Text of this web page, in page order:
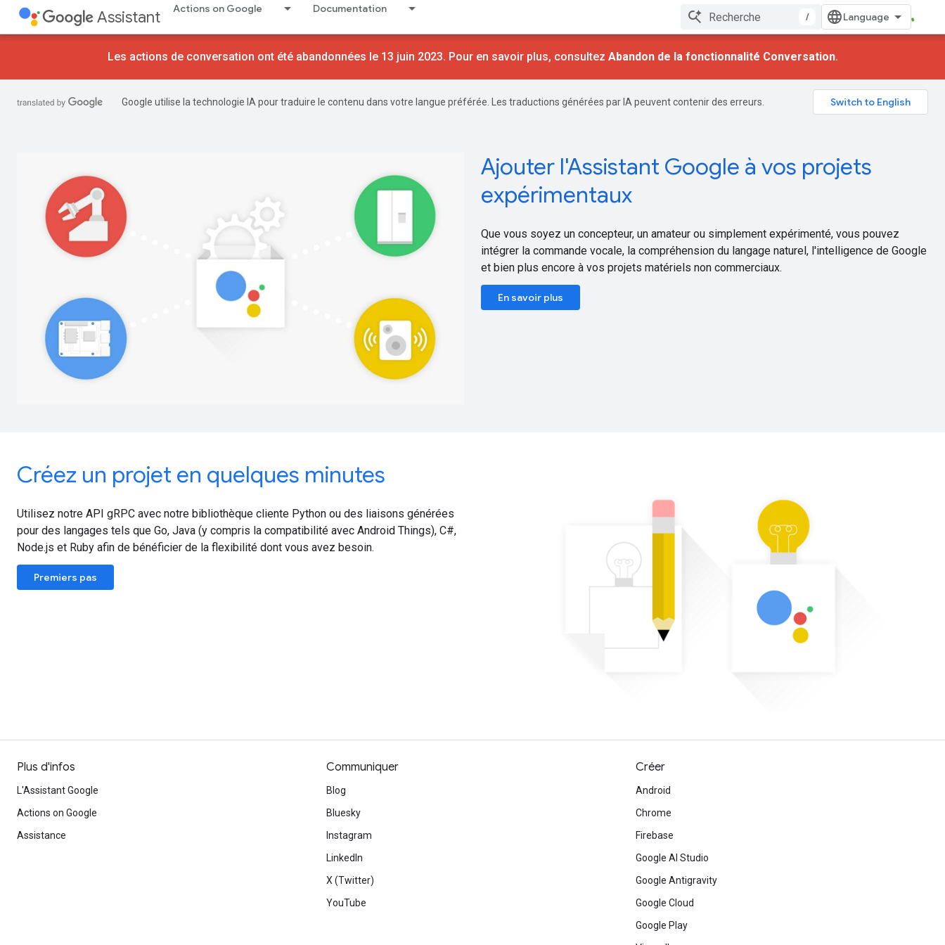
Assistant Actions on Google Documentation
/
Les actions de conversation ont été abandonnées le 13 juin 2023. Pour en savoir plus, consultez Abandon de la fonctionnalité Conversation.
Google utilise la technologie IA pour traduire le contenu dans votre langue préférée. Les traductions générées par IA peuvent contenir des erreurs.
Ajouter l'Assistant Google à vos projets
expérimentaux
Que vous soyez un concepteur, un amateur ou simplement expérimenté, vous pouvez
intégrer la commande vocale, la compréhension du langage naturel, l'intelligence de Google
et bien plus encore à vos projets matériels non commerciaux.
En savoir plus
Créez un projet en quelques minutes
Utilisez notre API gRPC avec notre bibliothèque cliente Python ou des liaisons générées
pour des langages tels que Go, Java (y compris la compatibilité avec Android Things), C#,
Node.js et Ruby afin de bénéficier de la flexibilité dont vous avez besoin.
Premiers pas
Plus d'infos
L'Assistant Google
Actions on Google
Assistance
Communiquer
Blog
Bluesky
Instagram
LinkedIn
X (Twitter)
YouTube
Créer
Android
Chrome
Firebase
Google AI Studio
Google Antigravity
Google Cloud
Google Play